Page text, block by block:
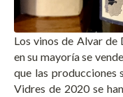
Los vinos de Alvar de
en su mayoría se
que las producciones
Vidres de 2020 se